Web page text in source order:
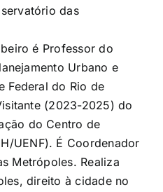
das
é Professor do
Urbano e
Federal do Rio de
(2023-2025) do
do Centro de
UENF). É Coordenador
Metrópoles. Realiza
direito à cidade no